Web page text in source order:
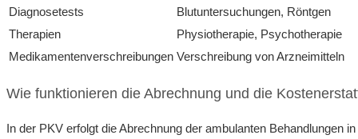
Diagnosetests
Blutuntersuchungen, Röntgen
Therapien
Physiotherapie, Psychotherapie
Medikamentenverschreibungen Verschreibung von Arzneimitteln
Wie funktionieren die Abrechnung und die
In der PKV erfolgt die Abrechnung der ambulanten Behandlungen